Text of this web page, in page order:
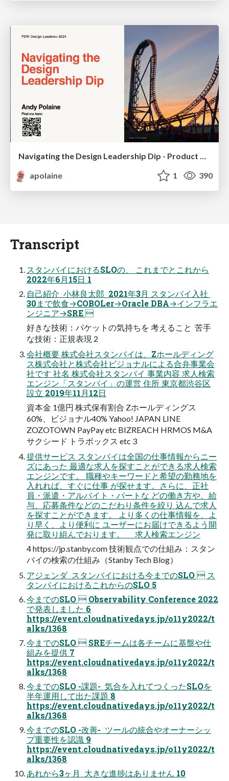
Navigating the Design Leadership Dip - Product Design Week Design Leaders+ Conference 2024
apolaine
1 390
Transcript
スタンバイにおけるSLOの、 これまでとこれから
2022年6月15日 1
自己紹介  小林良太郎  2021年3月 スタンバイ入社 
30まで飲食→COBOLer→Oracle DBA→インフラエ
ンジニア→SRE 
好きな技術：パケットの気持ちを 考えること  苦手
な技術：正規表現 2
会社概要 株式会社スタンバイは、Zホールディング
ス株式会社と株式会社ビジョナルによる合弁事業会
社です 社名 株式会社スタンバイ 事業内容 求人検索
エンジン「スタンバイ」の運営 住所 東京都渋谷区
設立 2019年11月12日
資本金 1億円 株式保有割合 Zホールディングス
60%、ビジョナル40% Yahoo! JAPAN LINE
ZOZOTOWN PayPay etc BIZREACH HRMOS M&A
サクシード トラボックス etc 3
提供サービス スタンバイは全国の仕事情報からニー
ズにあった 最適な求人を探すことができる求人検索
エンジンです。 職種やキーワードと希望の勤務地を
入れれば、すぐに仕事 が探せます。さらに、正社
員・派遣・アルバイト・パートな どの働き方や、給
与、応募条件などのこだわり条件を絞り 込んで求人
を探すことができます。 より多くの仕事情報を、よ
り早く、より便利に ユーザーにお届けできるよう開
発に取り組んでおります。 求人検索エンジン
4 https://jp.stanby.com 技術観点での仕組み：スタン
バイの検索の仕組み（Stanby Tech Blog）
アジェンダ  スタンバイにおける今までのSLO  ス
タンバイにおけるこれからのSLO 5
今までのSLO  Observability Conference 2022
で発表しました 6
https://event.cloudnativedays.jp/o11y2022/t
alks/1368
今までのSLO  SREチームは各チームに基盤や仕
組みを提供 7
https://event.cloudnativedays.jp/o11y2022/t
alks/1368
今までのSLO -課題-  気合を入れてつくったSLOを
半年運用して出た課題 8
https://event.cloudnativedays.jp/o11y2022/t
alks/1368
今までのSLO -改善-  ツールの統合やオーナーシッ
プ重要性を認識 9
https://event.cloudnativedays.jp/o11y2022/t
alks/1368
あれから3ヶ月  大きな進捗はありません 10